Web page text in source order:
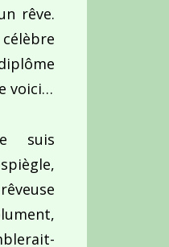
rêve.
voici…
suis